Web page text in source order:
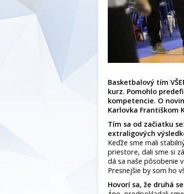
Basketbalový tím
kurz. Pomohlo
kompetencie. O
Karlovka Františkom
Tím sa od začiatku
extraligových
Keďže sme mali
priestore, dali sme si
dá sa naše pôsobenie
Presnejšie by som ho
Hovorí sa, že druhá